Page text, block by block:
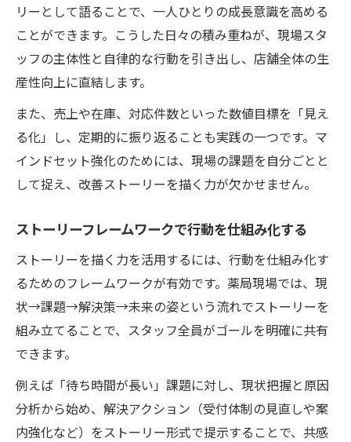
リーとして語ることで、一人ひとりの成長意識を高める
ことができます。こうした日々の積み重ねが、現場スタ
ッフの主体性と自律的な行動を引き出し、店舗全体の生
産性向上に直結します。
また、売上や在庫、対応件数といった数値目標を「見え
る化」し、定期的に振り返ることも実践の一つです。マ
インドセット強化のためには、現場の課題を自分ごとと
して捉え、改善ストーリーを描く力が欠かせません。
ストーリーフレームワークで行動を仕組み化する
ストーリーを描く力を活用するには、行動を仕組み化す
るためのフレームワークが有効です。薬局現場では、現
状→課題→解決策→未来の姿という流れでストーリーを
組み立てることで、スタッフ全員がゴールを明確に共有
できます。
例えば「待ち時間が長い」課題に対し、現状把握と原因
分析から始め、解決アクション（受付体制の見直しや案
内強化など）をストーリー形式で提示することで、共感